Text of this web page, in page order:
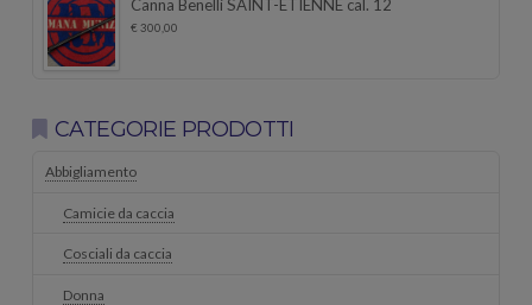
Canna Benelli SAINT-ETIENNE cal. 12
€ 300,00
CATEGORIE PRODOTTI
Abbigliamento
Camicie da caccia
Cosciali da caccia
Donna